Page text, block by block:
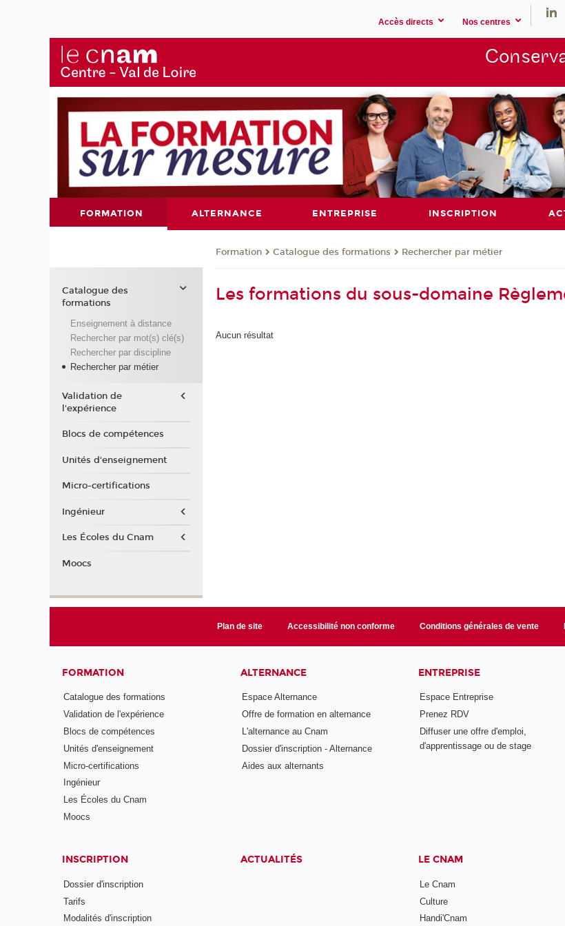
Accès directs Nos centres
FORMATION ALTERNANCE ENTREPRISE INSCRIPTION
Formation Catalogue des formations Rechercher par métier
Les formations du sous-domaine
Aucun résultat
Catalogue des
formations
Enseignement à distance
Rechercher par mot(s) clé(s)
Rechercher par discipline
Rechercher par métier
Validation de
l'expérience
Blocs de compétences
Unités d'enseignement
Micro-certifications
Ingénieur
Les Écoles du Cnam
Moocs
Plan de site Accessibilité non conforme Conditions générales de vente
FORMATION
Catalogue des formations
Validation de l'expérience
Blocs de compétences
Unités d'enseignement
Micro-certifications
Ingénieur
Les Écoles du Cnam
Moocs
ALTERNANCE
Espace Alternance
Offre de formation en alternance
L'alternance au Cnam
Dossier d'inscription - Alternance
Aides aux alternants
ENTREPRISE
Espace Entreprise
Prenez RDV
Diffuser une offre d'emploi,
d'apprentissage ou de stage
INSCRIPTION
Dossier d'inscription
Tarifs
Modalités d'inscription
ACTUALITÉS LE CNAM
Le Cnam
Culture
Handi'Cnam